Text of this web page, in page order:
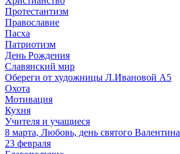
Протестантизм
Православие
Пасха
Патриотизм
День Рождения
Славянский мир
Обереги от художницы Л.Ивановой А5
Охота
Мотивация
Кухня
Учителя и учащиеся
8 марта, Любовь, день святого Валентина
23 февраля